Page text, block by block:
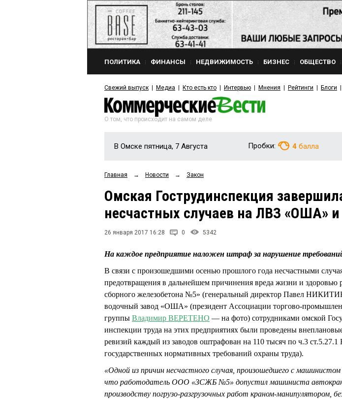
ПОЛИТИКА ФИНАНСЫ НЕДВИЖИМОСТЬ БИЗНЕС ОБЩЕСТВО
Свежий выпуск Медиа Кто есть кто Интервью Мнения Рейтинги Блоги
О том, что происходит на самом деле
В Омске пятница, 7 Августа Пробки: 4 балла
Главная → Новости → Закон
Омская Гострудинспекция
несчастных случаев на ЛВЗ «ОША»
26 января 2017 16:28 0 5342
На каждое предприятие наложен штраф за нарушение
В связи с произошедшими осенью прошлого года несчастными
предотвращения в дальнейшем причинения вреда жизни и
сборного железобетона №5» (генеральный директор Павел
водочный завод «ОША» (президент Ассоциации торгово-
группы Владимир ВЕРЕТЕНО — на фото) сотрудниками омской
инспекции труда на этих предприятиях были проведены
ревизий каждый из заводов оштрафован на 110 тысяч по ч.3
государственных нормативных требований охраны труда).
«Одной из причин несчастного случая, произошедшего с машинистом
что работодатель ООО «ЗСЖБ №5» допустил машиниста
производству погрузо-разгрузочных работ краном-манипулятором,